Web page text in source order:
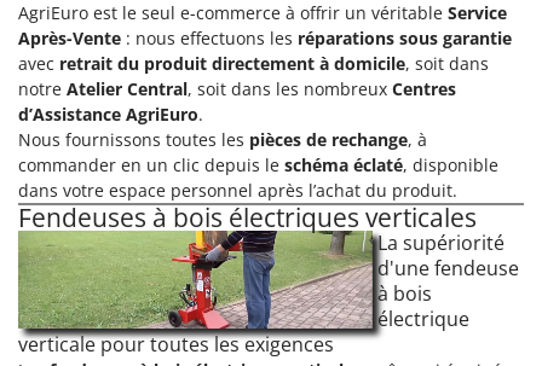
AgriEuro est le seul e-commerce à offrir un véritable Service
Après-Vente : nous effectuons les réparations sous garantie
avec retrait du produit directement à domicile, soit dans
notre Atelier Central, soit dans les nombreux Centres
d’Assistance AgriEuro.
Nous fournissons toutes les pièces de rechange, à
commander en un clic depuis le schéma éclaté, disponible
dans votre espace personnel après l’achat du produit.
Fendeuses à bois électriques verticales
La supériorité
d'une fendeuse
à bois
électrique
verticale pour toutes les exigences